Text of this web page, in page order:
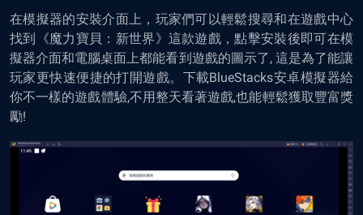
在模擬器的安裝介面上，玩家們可以輕鬆搜尋和在遊戲中心
找到《魔力寶貝：新世界》這款遊戲，點擊安裝後即可在模
擬器介面和電腦桌面上都能看到遊戲的圖示了, 這是為了能讓
玩家更快速便捷的打開遊戲。下載BlueStacks安卓模擬器給
你不一樣的遊戲體驗,不用整天看著遊戲,也能輕鬆獲取豐富獎
勵!